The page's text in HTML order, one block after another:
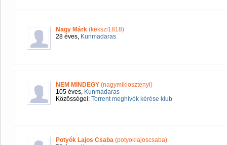
Nagy Márk (kekszi1818)
28 éves, Kunmadaras
NEM MINDEGY (nagymikiosztenyi)
105 éves, Kunmadaras
Közösségei: Torrent meghívók kérése klub
Potyók Lajos Csaba (potyoklajoscsaba)